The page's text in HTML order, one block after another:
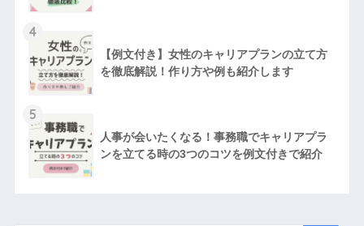
4
【例文付き】女性のキャリアプランの立て方
を徹底解説！作り方や例も紹介します
5
人事が会いたくなる！事務職でキャリアプラ
ンを立てる時の3つのコツを例文付きで紹介